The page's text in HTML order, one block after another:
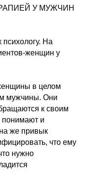
У МУЖЧИН
На
женщин у
в целом
мужчины. Они
к своим
и
же привык
что ему
нужно